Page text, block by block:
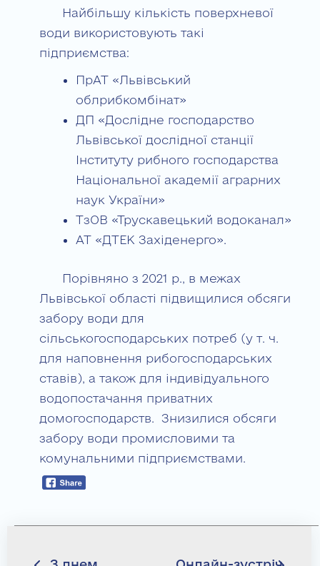
Найбільшу кількість поверхневої
води використовують такі
підприємства:
ПрАТ «Львівський
облрибкомбінат»
ДП «Дослідне господарство
Львівської дослідної станції
Інституту рибного господарства
Національної академії аграрних
наук України»
ТзОВ «Трускавецький водоканал»
АТ «ДТЕК Західенерго».
Порівняно з 2021 р., в межах
Львівської області підвищилися обсяги
забору води для
сільськогосподарських потреб (у т. ч.
для наповнення рибогосподарських
ставів), а також для індивідуального
водопостачання приватних
домогосподарств. Знизилися обсяги
забору води промисловими та
комунальними підприємствами.
Навігація